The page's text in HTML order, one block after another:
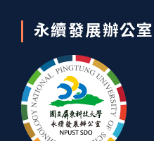
永續發展辦公室